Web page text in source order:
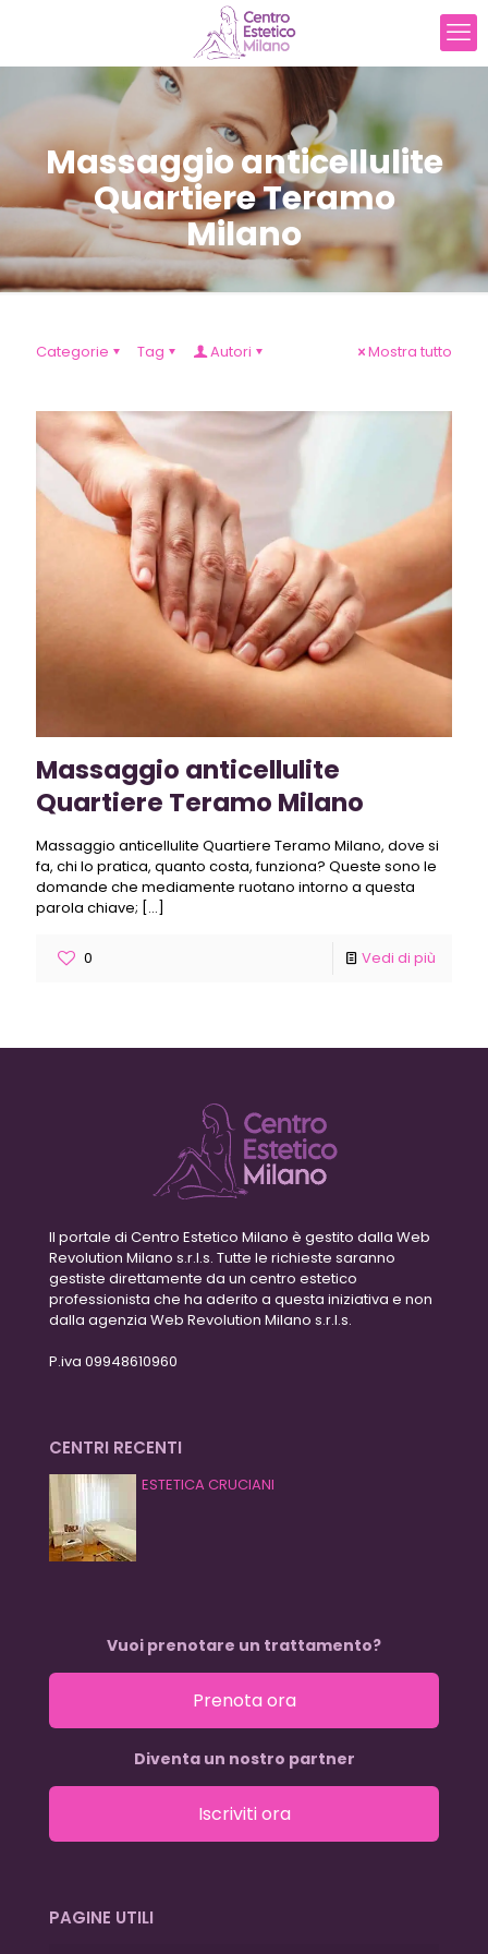
Massaggio anticellulite
Quartiere Teramo
Milano
Categorie Tag Autori Mostra tutto
Massaggio anticellulite
Quartiere Teramo Milano
Massaggio anticellulite Quartiere Teramo Milano, dove si
fa, chi lo pratica, quanto costa, funziona? Queste sono le
domande che mediamente ruotano intorno a questa
parola chiave; […]
0 Vedi di più
Il portale di Centro Estetico Milano è gestito dalla Web
Revolution Milano s.r.l.s. Tutte le richieste saranno
gestiste direttamente da un centro estetico
professionista che ha aderito a questa iniziativa e non
dalla agenzia Web Revolution Milano s.r.l.s.
P.iva 09948610960
CENTRI RECENTI
ESTETICA CRUCIANI
Vuoi prenotare un trattamento?
Prenota ora
Diventa un nostro partner
Iscriviti ora
PAGINE UTILI